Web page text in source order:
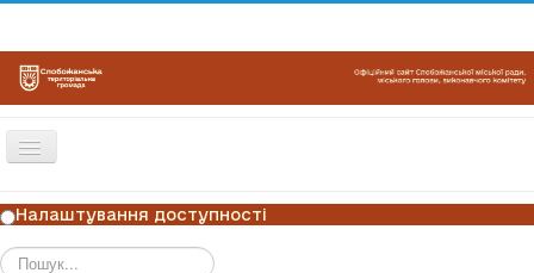
Перемикач
ГОЛОВНА
НОВИНИ
Налаштування доступності